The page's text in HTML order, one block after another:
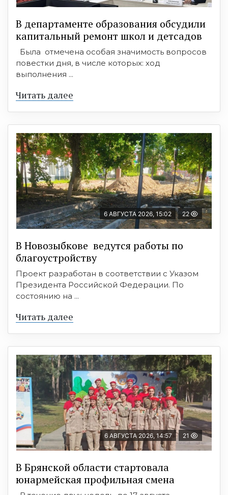
В департаменте образования обсудили
капитальный ремонт школ и детсадов
Была отмечена особая значимость вопросов
повестки дня, в числе которых: ход
выполнения ...
Читать далее
6 АВГУСТА 2026, 15:02 22
В Новозыбкове ведутся работы по
благоустройству
Проект разработан в соответствии с Указом
Президента Российской Федерации. По
состоянию на ...
Читать далее
6 АВГУСТА 2026, 14:57 21
В Брянской области стартовала
юнармейская профильная смена